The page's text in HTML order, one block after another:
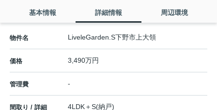
基本情報 詳細情報 周辺環境
物件名 LiveleGarden.S下野市上大領
価格 3,490万円
管理費 -
間取り / 詳細
4LDK＋S(納戸)